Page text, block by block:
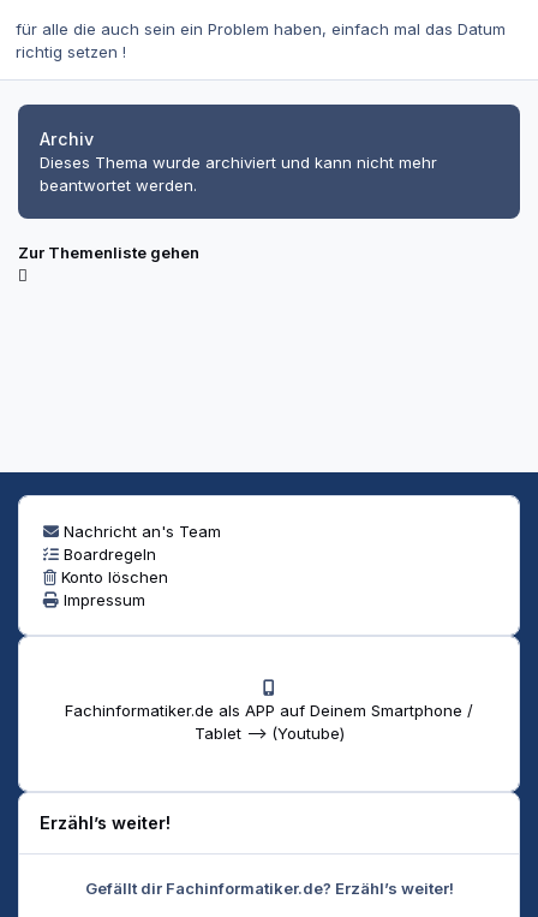
für alle die auch sein ein Problem haben, einfach mal das Datum
richtig setzen !
Archiv
Dieses Thema wurde archiviert und kann nicht mehr
beantwortet werden.
Zur Themenliste gehen
Nachricht an's Team
Boardregeln
Konto löschen
Impressum
Fachinformatiker.de als APP auf Deinem Smartphone /
Tablet --> (Youtube)
Erzähl’s weiter!
Gefällt dir Fachinformatiker.de? Erzähl’s weiter!